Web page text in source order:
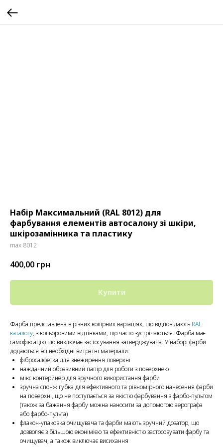
Набір Максимальний (RAL 8012) для
фарбування елементів автосалону зі шкіри,
шкірозамінника та пластику
max 8012
400,00 грн
Купити
Фарба представлена ​​в різних колірних варіаціях, що відповідають RAL
каталогу, з кольоровими відтінками, що часто зустрічаються. Фарба має
самофіксацію що виключає застосування затверджувача. У наборі фарби
додаються всі необхідні витратні матеріали:
фібросалфетка для знежирення поверхні
наждачний образивний папір для роботи з поверхнею
мікс контерйнер для зручного використання фарби
зручна спонж губка для ефективного та рівномірного нанесення фарби
на поверхні, що не поступається за якістю фарбування з фарбо-пультом
(також за бажання фарбу можна наносити за допомогою аерографа
або фарбо-пульта)
флакон-упаковка очищувача та фарби мають зручний дозатор, що
дозволяє з більшою еконімією та ефективністю застосовувати фарбу та
очищувач, а також виключає висихання